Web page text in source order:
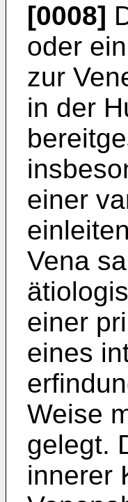
[0008]
oder
zur
in der
einer
Vena
einer
eines
Weise
gelegt.
innerer